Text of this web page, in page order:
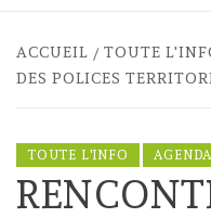
ACCUEIL TOUTE
DES POLICES
TOUTE L'INFO AGENDA